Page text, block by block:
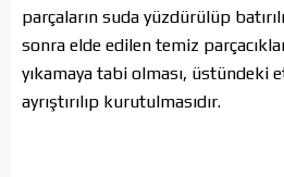
parçaların suda yüzdürülüp
sonra elde edilen temiz
yıkamaya tabi olması, üstündeki
ayrıştırılıp kurutulmasıdır.